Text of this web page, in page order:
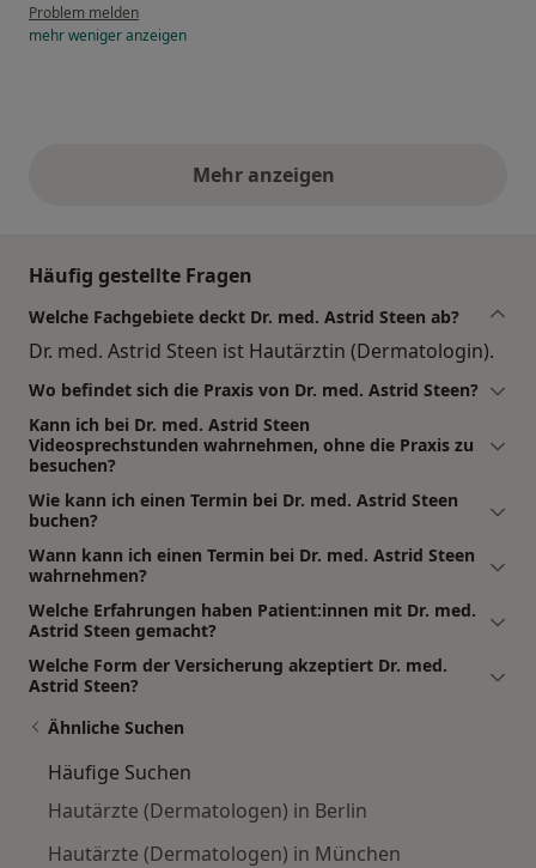
Problem melden
mehrwenigeranzeigen
Mehr anzeigenobige Stellungnahmen
Häufig gestellte Fragen
Welche Fachgebiete deckt Dr. med. Astrid Steen ab?
Dr. med. Astrid Steen ist Hautärztin (Dermatologin).
Wo befindet sich die Praxis von Dr. med. Astrid Steen?
Kann ich bei Dr. med. Astrid Steen
Videosprechstunden wahrnehmen, ohne die Praxis zu
besuchen?
Wie kann ich einen Termin bei Dr. med. Astrid Steen
buchen?
Wann kann ich einen Termin bei Dr. med. Astrid Steen
wahrnehmen?
Welche Erfahrungen haben Patient:innen mit Dr. med.
Astrid Steen gemacht?
Welche Form der Versicherung akzeptiert Dr. med.
Astrid Steen?
Ähnliche Suchen
Häufige Suchen
Hautärzte (Dermatologen) in Berlin
Hautärzte (Dermatologen) in München